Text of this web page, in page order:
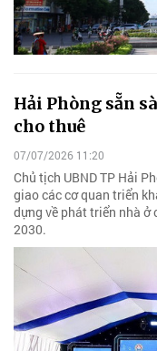
Hải Phòng sẵn
cho thuê
07/07/2026 11:20
Chủ tịch UBND TP Hải
giao các cơ quan triển
dựng về phát triển nhà ở
2030.